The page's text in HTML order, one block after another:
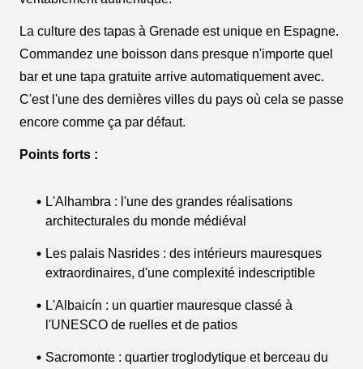
La culture des tapas à Grenade est unique en Espagne.
Commandez une boisson dans presque n'importe quel
bar et une tapa gratuite arrive automatiquement avec.
C'est l'une des dernières villes du pays où cela se passe
encore comme ça par défaut.
Points forts :
L'Alhambra : l'une des grandes réalisations
architecturales du monde médiéval
Les palais Nasrides : des intérieurs mauresques
extraordinaires, d'une complexité indescriptible
L'Albaicín : un quartier mauresque classé à
l'UNESCO de ruelles et de patios
Sacromonte : quartier troglodytique et berceau du